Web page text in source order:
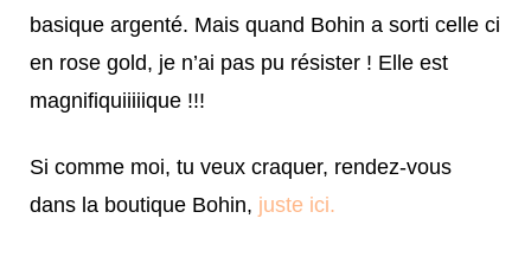
basique argenté. Mais quand Bohin a sorti celle ci
en rose gold, je n’ai pas pu résister ! Elle est
magnifiquiiiiique !!!
Si comme moi, tu veux craquer, rendez-vous
dans la boutique Bohin, juste ici.